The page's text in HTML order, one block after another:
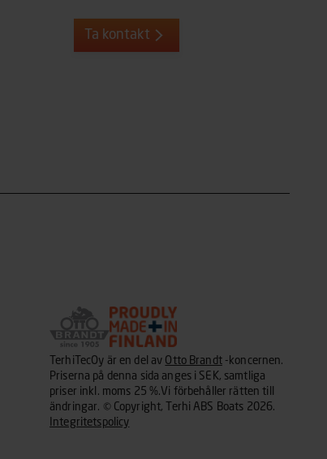
Ta kontakt
TerhiTecOy är en del av Otto Brandt-koncernen.
Priserna på denna sida anges i SEK, samtliga
priser inkl. moms 25 %.Vi förbehåller rätten till
ändringar. © Copyright, Terhi ABS Boats 2026.
Integritetspolicy